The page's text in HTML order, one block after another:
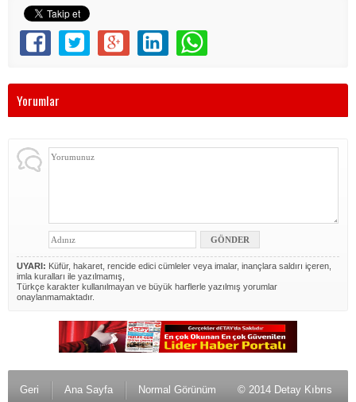
Yorumlar
UYARI: Küfür, hakaret, rencide edici cümleler veya imalar, inançlara saldırı içeren,
imla kuralları ile yazılmamış,
Türkçe karakter kullanılmayan ve büyük harflerle yazılmış yorumlar
onaylanmamaktadır.
Geri Ana Sayfa Normal Görünüm © 2014 Detay Kıbrıs